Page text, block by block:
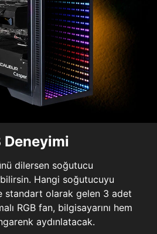
Deneyimi
dilersen soğutucu
Hangi soğutucuyu
standart olarak gelen 3 adet
RGB fan, bilgisayarını hem
aydınlatacak.